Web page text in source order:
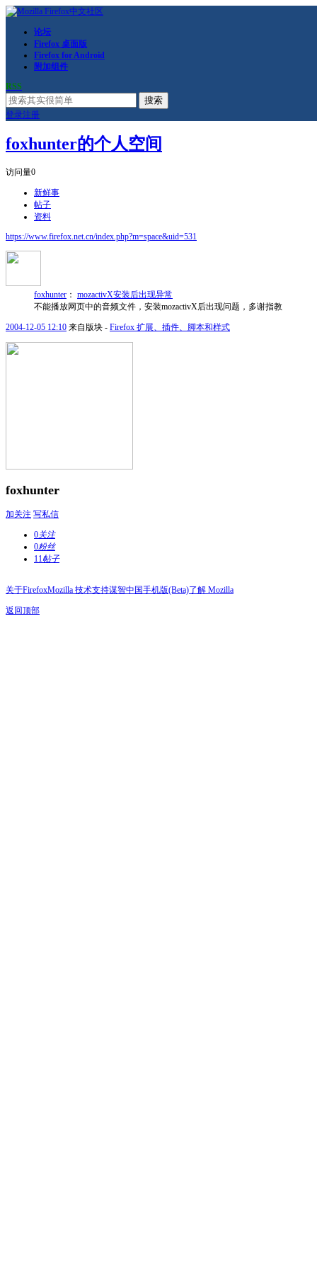
论坛
Firefox 桌面版
Firefox for Android
附加组件
RSS
搜索
登录注册
foxhunter的个人空间
访问量0
新鲜事
帖子
资料
https://www.firefox.net.cn/index.php?m=space&uid=531
foxhunter ： mozactivX安装后出现异常
不能播放网页中的音频文件，安装mozactivX后出现问题，多谢指教
2004-12-05 12:10 来自版块 - Firefox 扩展、插件、脚本和样式
foxhunter
加关注 写私信
0关注
0粉丝
11帖子
关于FirefoxMozilla 技术支持谋智中国手机版(Beta)了解 Mozilla
返回顶部